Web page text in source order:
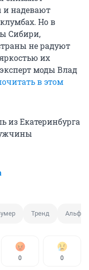
и надевают
Но в
Сибири,
не радуют
их
моды Влад
в этом
из Екатеринбурга
Тренд Альфа
0 0